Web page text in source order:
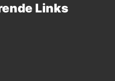
Links